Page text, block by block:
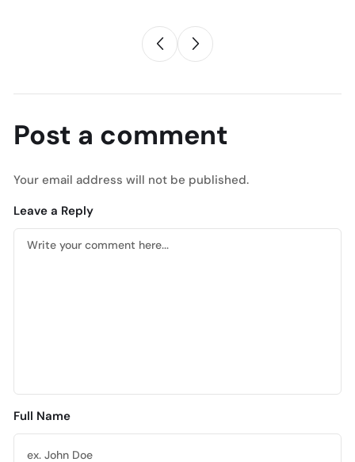
Post a comment
Your email address will not be published.
Leave a Reply
Full Name